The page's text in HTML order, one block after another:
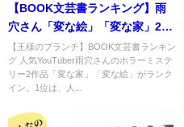
【BOOK文芸書ランキング】雨
穴さん「変な絵」「変な家」2作
ランクイン
【王様のブランチ】BOOK文芸書ランキン
グ 人気YouTuber雨穴さんのホラーミステ
リー2作品「変な家」「変な絵」がランク
イン。1位は、人...